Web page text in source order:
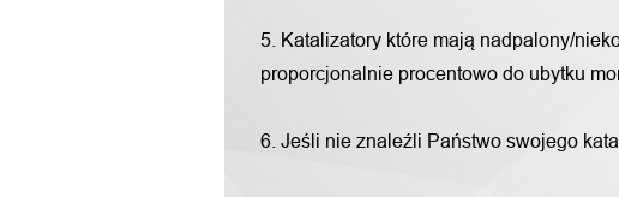
5. Katalizatory które mają nadpalony/
proporcjonalnie procentowo do ubytku
6. Jeśli nie znaleźli Państwo swojego